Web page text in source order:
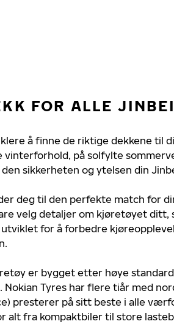
FOR ALLE
å finne de riktige dekkene til
på solfylte
sikkerheten og ytelsen din
deg til den perfekte match for
velg detaljer om kjøretøyet ditt,
for å forbedre
er bygget etter høye
Tyres har flere tiår med
presterer på sitt beste i alle
alt fra kompaktbiler til store